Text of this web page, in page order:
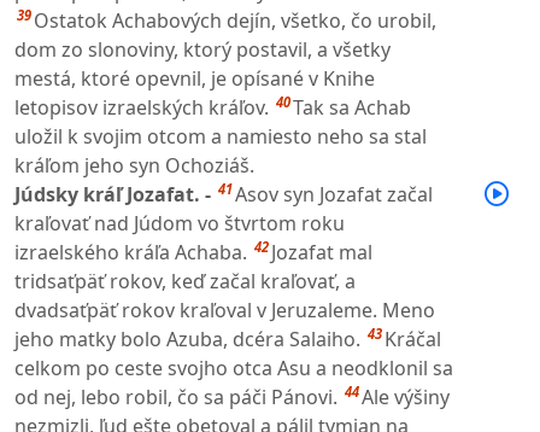
39 Ostatok Achabových dejín, všetko, čo urobil,
dom zo slonoviny, ktorý postavil, a všetky
mestá, ktoré opevnil, je opísané v Knihe
letopisov izraelských kráľov. 40Tak sa Achab
uložil k svojim otcom a namiesto neho sa stal
kráľom jeho syn Ochoziáš.
Júdsky kráľ Jozafat. - 41Asov syn Jozafat začal
kraľovať nad Júdom vo štvrtom roku
izraelského kráľa Achaba. 42 Jozafat mal
tridsaťpäť rokov, keď začal kraľovať, a
dvadsaťpäť rokov kraľoval v Jeruzaleme. Meno
jeho matky bolo Azuba, dcéra Salaiho. 43 Kráčal
celkom po ceste svojho otca Asu a neodklonil sa
od nej, lebo robil, čo sa páči Pánovi. 44Ale výšiny
nezmizli, ľud ešte obetoval a pálil tymian na